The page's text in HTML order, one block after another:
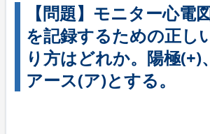
【問題】モニター心電
を記録するための正し
り方はどれか。陽極(+)
アース(ア)とする。